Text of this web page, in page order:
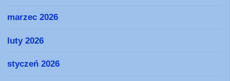
marzec 2026
luty 2026
styczeń 2026